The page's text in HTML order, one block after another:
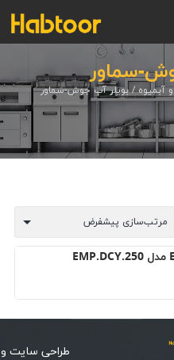
سماور
آبمیوه/ بویلر آب جوش-سماور
طراحی سایتو